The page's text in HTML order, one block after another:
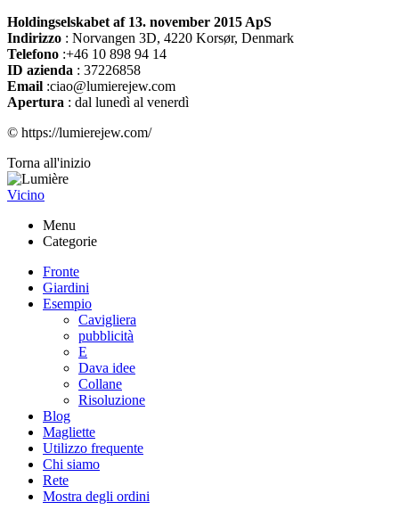
Holdingselskabet af 13. november 2015 ApS
Indirizzo : Norvangen 3D, 4220 Korsør, Denmark
Telefono :+46 10 898 94 14
ID azienda : 37226858
Email :ciao@lumierejew.com
Apertura : dal lunedì al venerdì
© https://lumierejew.com/
Torna all'inizio
Vicino
Menu
Categorie
Fronte
Giardini
Esempio
Cavigliera
pubblicità
E
Dava idee
Collane
Risoluzione
Blog
Magliette
Utilizzo frequente
Chi siamo
Rete
Mostra degli ordini